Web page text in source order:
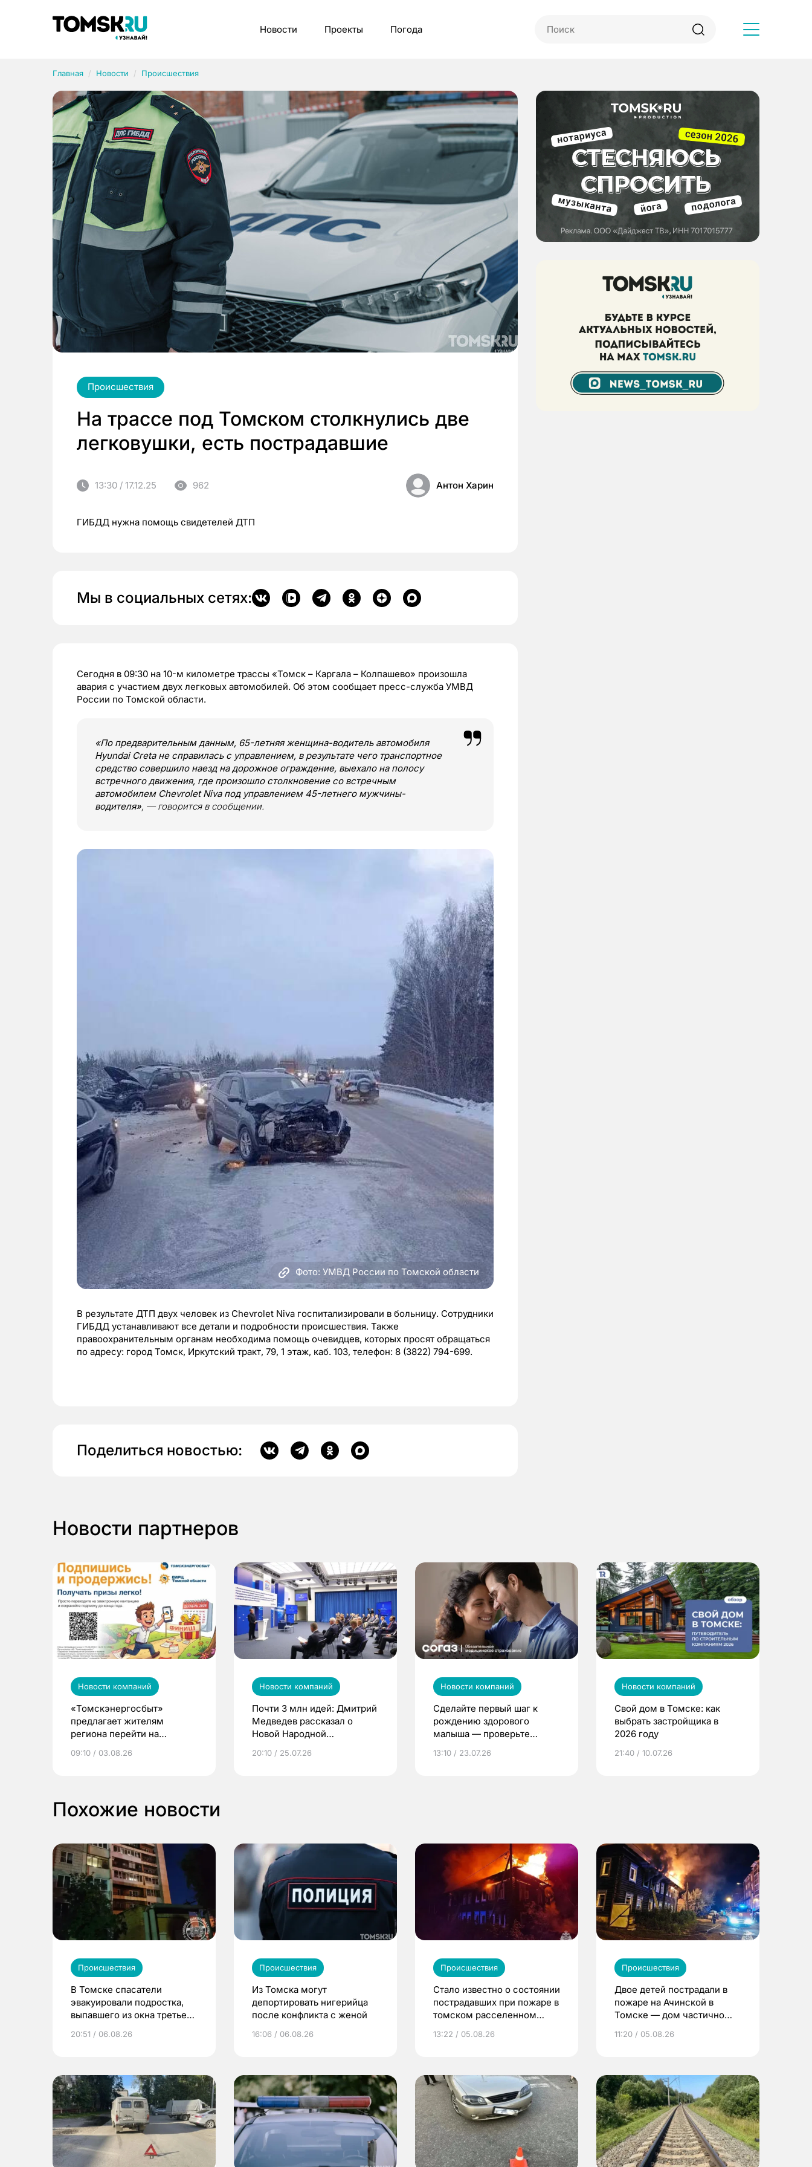
Новости Проекты Погода
Главная Новости Происшествия
Происшествия
На трассе под Томском столкнулись две
легковушки, есть пострадавшие
13:30 / 17.12.25 962 Антон Харин
ГИБДД нужна помощь свидетелей ДТП
Мы в социальных сетях:
Сегодня в 09:30 на 10-м километре трассы «Томск – Каргала – Колпашево» произошла
авария с участием двух легковых автомобилей. Об этом сообщает пресс-служба УМВД
России по Томской области.
«По предварительным данным, 65-летняя женщина-водитель автомобиля
Hyundai Creta не справилась с управлением, в результате чего транспортное
средство совершило наезд на дорожное ограждение, выехало на полосу
встречного движения, где произошло столкновение со встречным
автомобилем Chevrolet Niva под управлением 45-летнего мужчины-
водителя», — говорится в сообщении.
Фото: УМВД России по Томской области
В результате ДТП двух человек из Chevrolet Niva госпитализировали в больницу. Сотрудники
ГИБДД устанавливают все детали и подробности происшествия. Также
правоохранительным органам необходима помощь очевидцев, которых просят обращаться
по адресу: город Томск, Иркутский тракт, 79, 1 этаж, каб. 103, телефон: 8 (3822) 794-699.
Поделиться новостью:
Новости партнеров
Новости компаний
«Томскэнергосбыт»
предлагает жителям
региона перейти на
выиграть призы
09:10 / 03.08.26
Новости компаний
Почти 3 млн идей: Дмитрий
Медведев рассказал о
Новой Народной
20:10 / 25.07.26
Новости компаний
Сделайте первый шаг к
рождению здорового
малыша — проверьте
по ОМС!
13:10 / 23.07.26
Новости компаний
Свой дом в Томске: как
выбрать застройщика в
2026 году
21:40 / 10.07.26
Похожие новости
Происшествия
В Томске спасатели
эвакуировали подростка,
выпавшего из окна третьего
20:51 / 06.08.26
Происшествия
Из Томска могут
депортировать нигерийца
после конфликта с женой
16:06 / 06.08.26
Происшествия
Стало известно о состоянии
пострадавших при пожаре в
томском расселенном
13:22 / 05.08.26
Происшествия
Двое детей пострадали в
пожаре на Ачинской в
Томске — дом частично
11:20 / 05.08.26
Рубрики